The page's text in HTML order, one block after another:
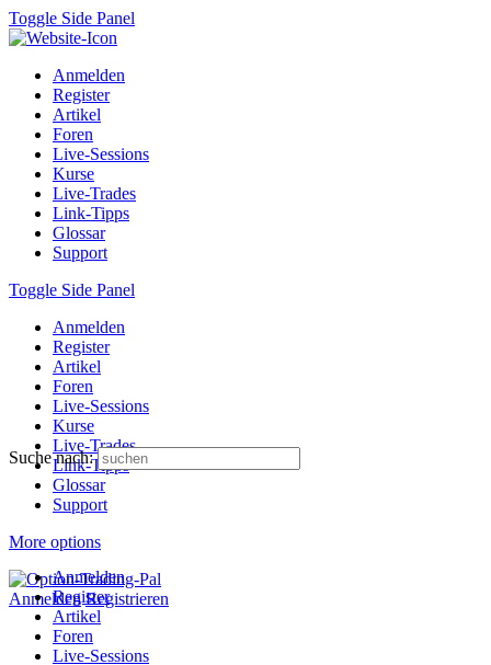
Toggle Side Panel
Anmelden
Register
Artikel
Foren
Live-Sessions
Kurse
Live-Trades
Link-Tipps
Glossar
Support
Toggle Side Panel
Anmelden
Register
Artikel
Foren
Live-Sessions
Kurse
Live-Trades
Link-Tipps
Glossar
Support
More options
Anmelden Registrieren
Suche nach:
Anmelden
Register
Artikel
Foren
Live-Sessions